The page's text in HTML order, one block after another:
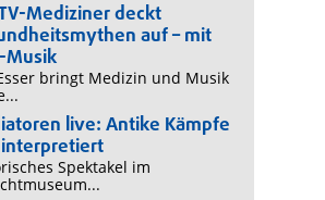
Mediziner deckt
auf – mit
Musik
bringt Medizin und Musik
live: Antike Kämpfe
Spektakel im